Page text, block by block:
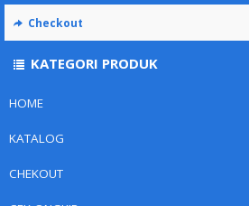
HOME
KATALOG
CHEKOUT
Checkout
KATEGORI PRODUK